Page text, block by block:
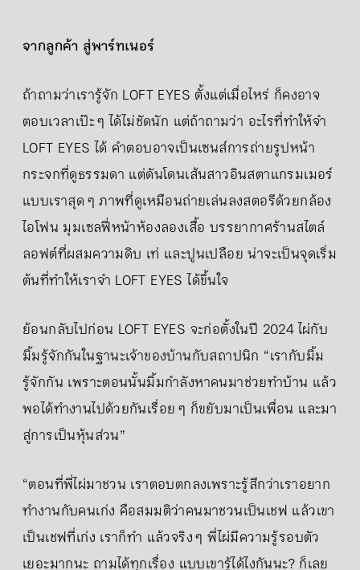
จากลูกค้า สู่พาร์ทเนอร์
ถ้าถามว่าเรารู้จัก LOFT EYES ตั้งแต่เมื่อไหร่ ก็คงอาจ
ตอบเวลาเป๊ะ ๆ ได้ไม่ชัดนัก แต่ถ้าถามว่า อะไรที่ทำให้จำ
LOFT EYES ได้ คำตอบอาจเป็นเซนส์การถ่ายรูปหน้า
กระจกที่ดูธรรมดา แต่ดันโดนเส้นสาวอินสตาแกรมเมอร์
แบบเราสุด ๆ ภาพที่ดูเหมือนถ่ายเล่นลงสตอรีด้วยกล้อง
ไอโฟน มุมเซลฟี่หน้าห้องลองเสื้อ บรรยากาศร้านสไตล์
ลอฟต์ที่ผสมความดิบ เท่ และปูนเปลือย น่าจะเป็นจุดเริ่ม
ต้นที่ทำให้เราจำ LOFT EYES ได้ขึ้นใจ
ย้อนกลับไปก่อน LOFT EYES จะก่อตั้งในปี 2024 ไผ่กับ
มิ้มรู้จักกันในฐานะเจ้าของบ้านกับสถาปนิก “เรากับมิ้ม
รู้จักกัน เพราะตอนนั้นมิ้มกำลังหาคนมาช่วยทำบ้าน แล้ว
พอได้ทำงานไปด้วยกันเรื่อย ๆ ก็ขยับมาเป็นเพื่อน และมา
สู่การเป็นหุ้นส่วน”
“ตอนที่พี่ไผ่มาชวน เราตอบตกลงเพราะรู้สึกว่าเราอยาก
ทำงานกับคนเก่ง คือสมมติว่าคนมาชวนเป็นเชฟ แล้วเขา
เป็นเชฟที่เก่ง เราก็ทำ แล้วจริง ๆ พี่ไผ่มีความรู้รอบตัว
เยอะมากนะ ถามได้ทุกเรื่อง แบบเขารู้ได้ไงกันนะ? ก็เลย